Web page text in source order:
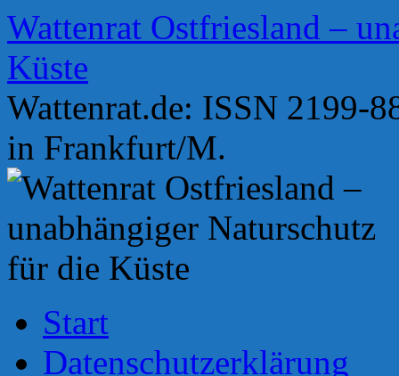
Zum
Inhalt
springen
Wattenrat Ostfriesland –
Küste
Wattenrat.de: ISSN 2199-
in Frankfurt/M.
Start
Datenschutzerklärung